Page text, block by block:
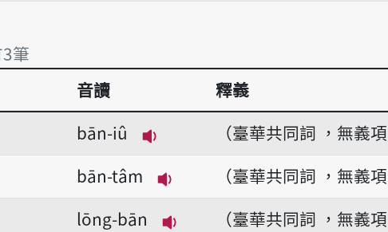
筆
音讀
釋義
bān-iû
播放音讀bān-iû
（臺華共同詞 ，無義項
bān-tâm
播放音讀bān-tâm
（臺華共同詞 ，無義項
lōng-bān
（臺華共同詞 ，無義項